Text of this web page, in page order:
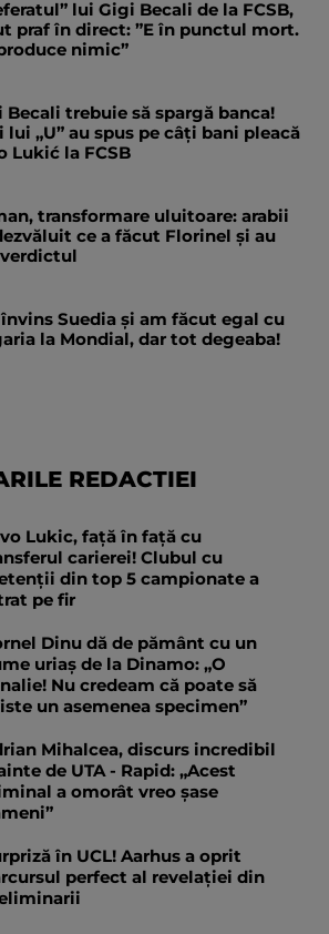
lui Gigi Becali de la FCSB,
praf în direct: ”E în punctul mort.
nimic”
Becali trebuie să spargă banca!
lui „U” au spus pe câți bani pleacă
Lukić la FCSB
transformare uluitoare: arabii
ce a făcut Florinel și au
Suedia și am făcut egal cu
la Mondial, dar tot degeaba!
REDACTIEI
Lukic, față în față cu
carierei! Clubul cu
din top 5 campionate a
pe fir
Dinu dă de pământ cu un
uriaș de la Dinamo: „O
Nu credeam că poate să
un asemenea specimen”
Mihalcea, discurs incredibil
de UTA - Rapid: „Acest
a omorât vreo șase
în UCL! Aarhus a oprit
perfect al revelației din